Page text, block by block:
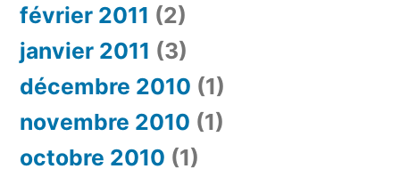
février 2011 (2)
janvier 2011 (3)
décembre 2010 (1)
novembre 2010 (1)
octobre 2010 (1)